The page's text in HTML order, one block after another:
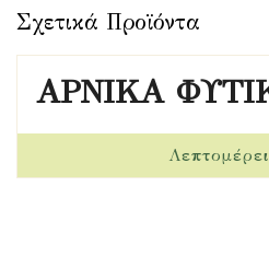
ΑΡΝΙΚΑ